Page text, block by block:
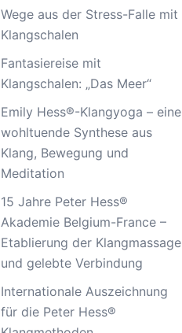
Wege aus der Stress-Falle mit
Klangschalen
Fantasiereise mit
Klangschalen: „Das Meer“
Emily Hess®-Klangyoga – eine
wohltuende Synthese aus
Klang, Bewegung und
Meditation
15 Jahre Peter Hess®
Akademie Belgium-France –
Etablierung der Klangmassage
und gelebte Verbindung
Internationale Auszeichnung
für die Peter Hess®